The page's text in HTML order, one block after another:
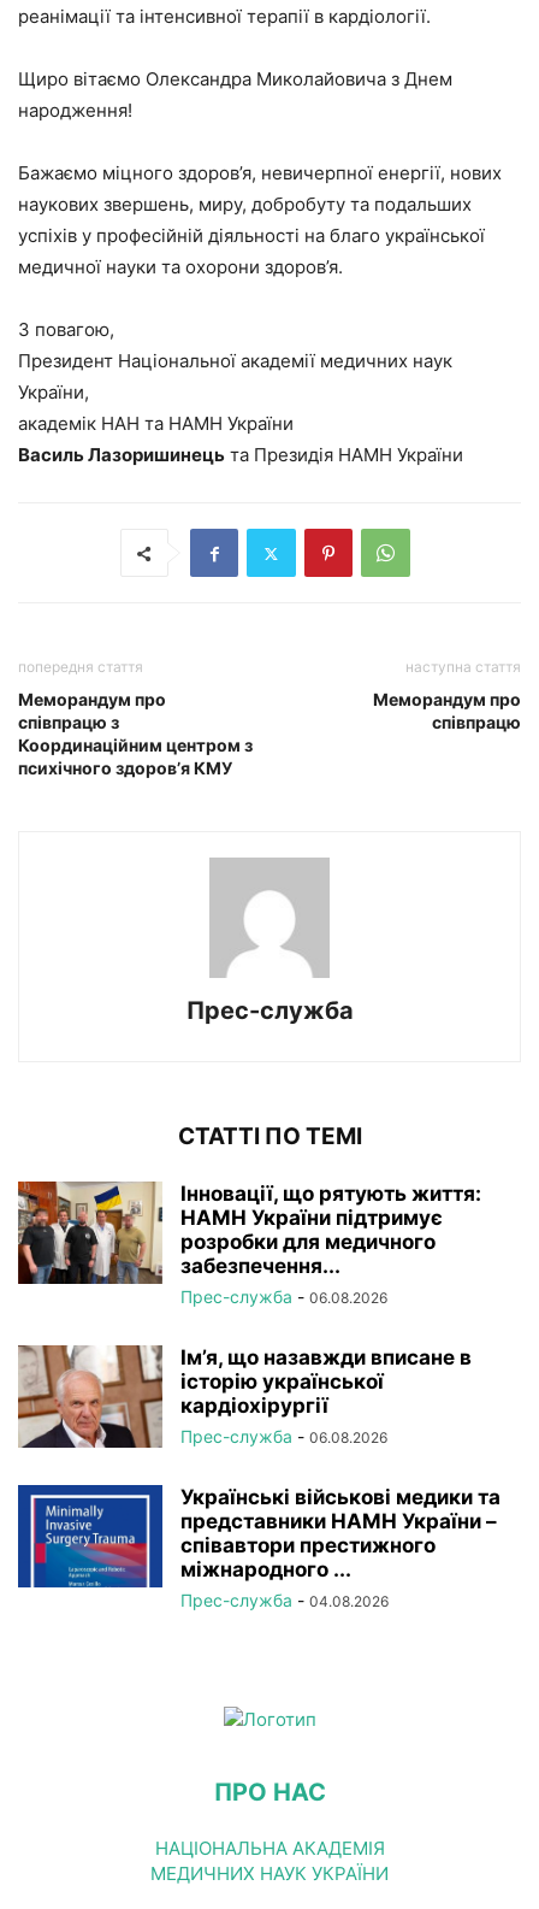
реанімації та інтенсивної терапії в кардіології.
Щиро вітаємо Олександра Миколайовича з Днем
народження!
Бажаємо міцного здоров’я, невичерпної енергії, нових
наукових звершень, миру, добробуту та подальших
успіхів у професійній діяльності на благо української
медичної науки та охорони здоров’я.
З повагою,
Президент Національної академії медичних наук
України,
академік НАН та НАМН України
Василь Лазоришинець та Президія НАМН України
попередня стаття
Меморандум про
співпрацю з
Координаційним центром з
психічного здоров’я КМУ
наступна стаття
Меморандум про
співпрацю
Прес-служба
СТАТТІ ПО ТЕМІ
Інновації, що рятують життя:
НАМН України підтримує
розробки для медичного
забезпечення...
Прес-служба - 06.08.2026
Ім’я, що назавжди вписане в
історію української
кардіохірургії
Прес-служба - 06.08.2026
Українські військові медики та
представники НАМН України –
співавтори престижного
міжнародного ...
Прес-служба - 04.08.2026
ПРО НАС
НАЦІОНАЛЬНА АКАДЕМІЯ
МЕДИЧНИХ НАУК УКРАЇНИ